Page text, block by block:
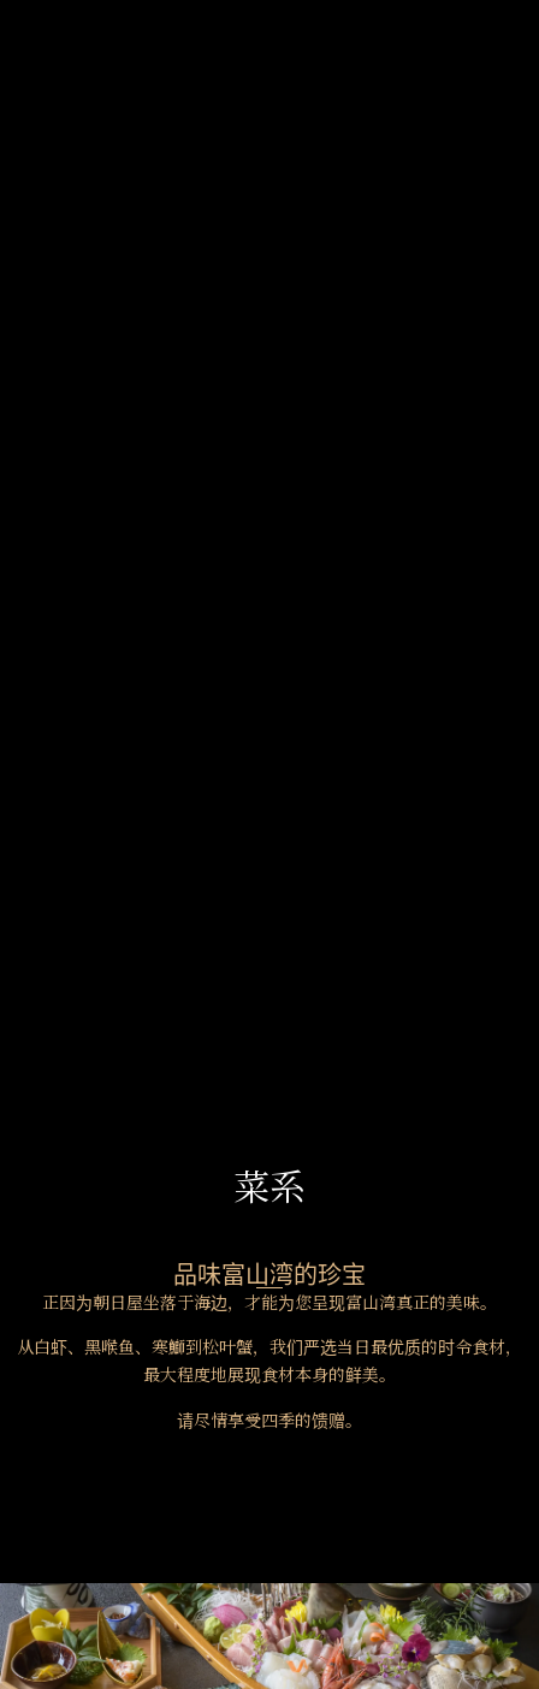
菜系
品味富山湾的珍宝
正因为朝日屋坐落于海边，才能为您呈现富山湾真正的美味。
从白虾、黑喉鱼、寒鰤到松叶蟹，我们严选当日最优质的时令食材，
最大程度地展现食材本身的鲜美。
请尽情享受四季的馈赠。